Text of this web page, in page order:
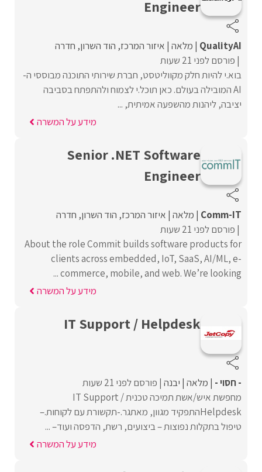
Engineer
QualityAI מלאה איזור המרכז הוד השרון חדרה
פורסם לפני 21 שעות
בוא.י להיות חלק מקווליטסט, חברת שירותי התוכנה מבוססי ה-
AI המובילה בעולם. כאן תוכל.י לצמוח ולהתפתח בסביבה
יציבה, ליהנות מהשפעה אמיתית, ...
מידע על המשרה
Senior .NET Software
Engineer
Comm-IT מלאה איזור המרכז הוד השרון חדרה
פורסם לפני 21 שעות
About the role Commit builds software products for
clients across embedded, IoT, SaaS, AI/ML, e-
commerce, mobile, and web. We’re looking ...
מידע על המשרה
IT Support / Helpdesk
- חסוי - מלאה יבנה פורסם לפני 21 שעות
מחפשת איש/אשת תמיכה טכנית IT Support /
Helpdeskהתפקיד מגוון, מאתגר.-תקשורת עם לקוחות.–
טיפול בתקלות נפוצות – ביצועים, רשת, הדפסה ועוד– ...
מידע על המשרה